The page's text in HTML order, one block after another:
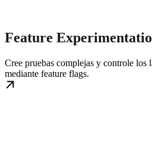
Feature
Cree pruebas complejas y controle los
mediante feature flags.